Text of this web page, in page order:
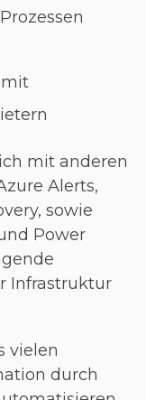
mit
mit anderen
Alerts,
sowie
Power
Infrastruktur
vielen
durch